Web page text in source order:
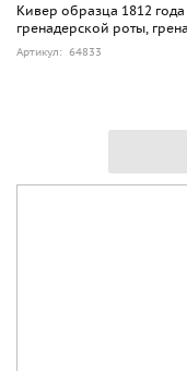
Кивер образца 1812
гренадерской роты,
Артикул: 64833